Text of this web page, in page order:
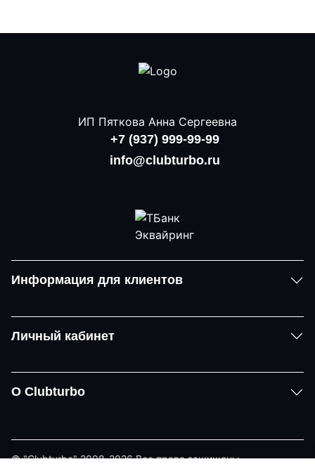
ИП Пяткова Анна Сергеевна
+7 (937) 999-99-99
info@clubturbo.ru
Информация для клиентов
Личный кабинет
О Clubturbo
© "Clubturbo" 2008-2026 Все права защищены